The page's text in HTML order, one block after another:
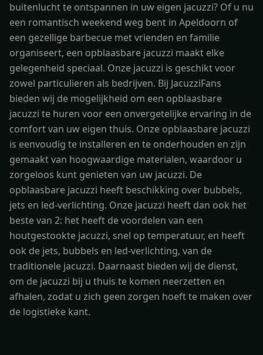
buitenlucht te ontspannen in uw eigen jacuzzi? Of u nu
een romantisch weekend weg bent in Apeldoorn of
een gezellige barbecue met vrienden en familie
organiseert, een opblaasbare jacuzzi maakt elke
gelegenheid speciaal. Onze jacuzzi is geschikt voor
zowel particulieren als bedrijven. Bij JacuzziFans
bieden wij de mogelijkheid om een opblaasbare
jacuzzi te huren voor een onvergetelijke ervaring in de
comfort van uw eigen thuis. Onze opblaasbare jacuzzi
is eenvoudig te installeren en te onderhouden en zijn
gemaakt van hoogwaardige materialen, waardoor u
zorgeloos kunt genieten van uw jacuzzi. De
opblaasbare jacuzzi heeft beschikking over bubbels,
jets en led-verlichting. Onze jacuzzi heeft dan ook het
beste van 2: het heeft de voordelen van een
houtgestookte jacuzzi, snel op temperatuur, en heeft
ook de jets, bubbels en led-verlichting, van de
traditionele jacuzzi. Daarnaast bieden wij de dienst,
om de jacuzzi bij u thuis te komen neerzetten en
afhalen, zodat u zich geen zorgen hoeft te maken over
de logistieke kant.